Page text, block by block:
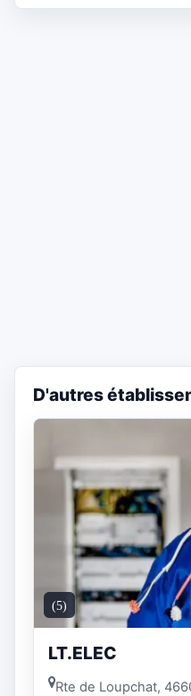
D'autres
(5)
LT.ELEC
Rte de Loupchat,